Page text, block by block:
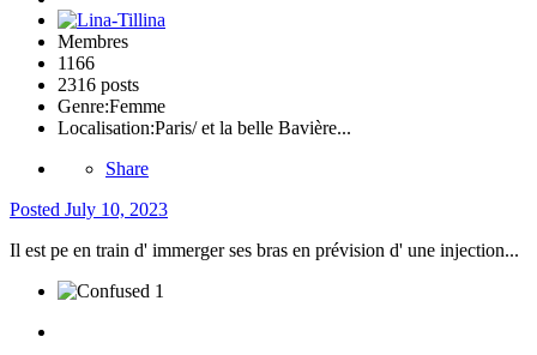
Membres
1166
2316 posts
Genre:Femme
Localisation:Paris/ et la belle Bavière...
Share
Posted July 10, 2023
Il est pe en train d' immerger ses bras en prévision d' une injection...
1